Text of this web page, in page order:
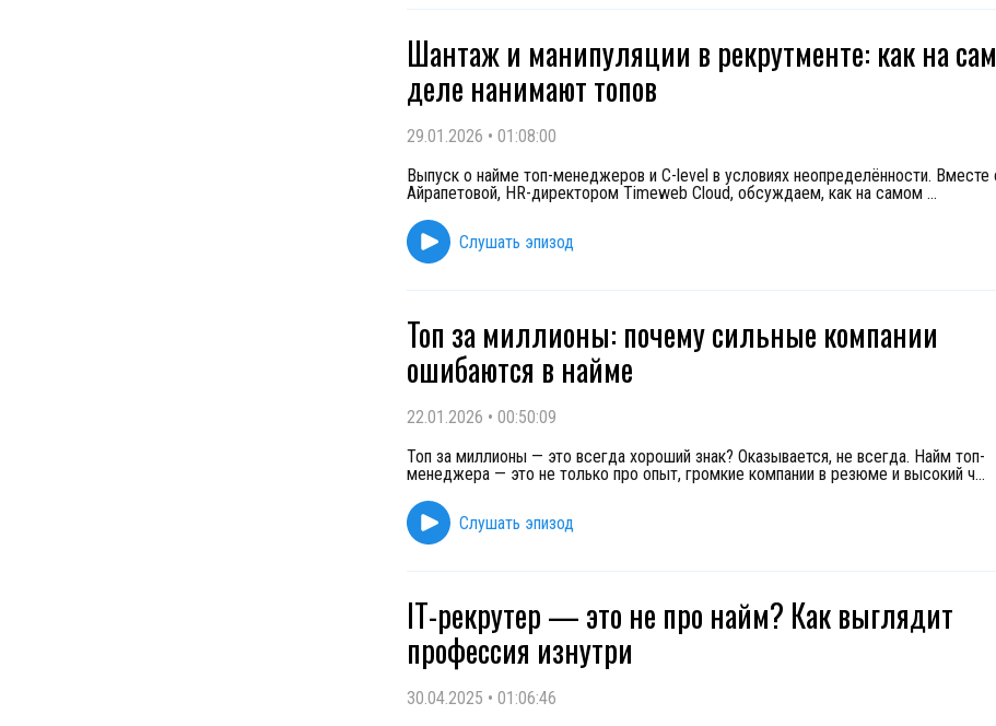
Шантаж и манипуляции в рекрутменте: как на
деле нанимают топов
29.01.2026 • 01:08:00
Выпуск о найме топ-менеджеров и C-level в условиях неопределённости. Вместе
Айрапетовой, HR-директором Timeweb Cloud, обсуждаем, как на самом ...
Слушать эпизод
Топ за миллионы: почему сильные компании
ошибаются в найме
22.01.2026 • 00:50:09
Топ за миллионы — это всегда хороший знак? Оказывается, не всегда. Найм топ-
менеджера — это не только про опыт, громкие компании в резюме и высокий ч...
Слушать эпизод
IT-рекрутер — это не про найм? Как выглядит
профессия изнутри
30.04.2025 • 01:06:46